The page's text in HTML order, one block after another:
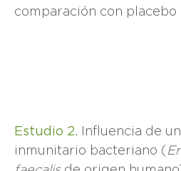
comparación con placebo
Estudio 2. Influencia de
inmunitario bacteriano (